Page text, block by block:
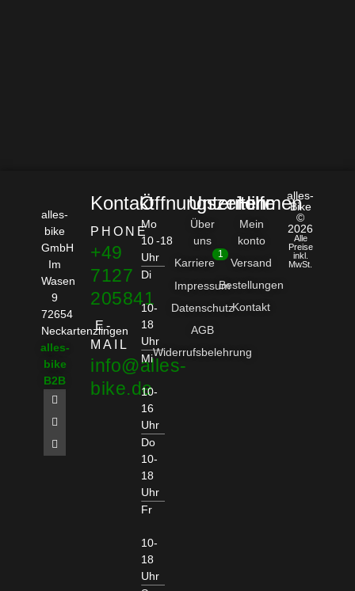
alles-
bike
GmbH
Im
Wasen
9
72654
Neckartenzlingen
alles-
bike
B2B
Kontakt
PHONE
+49
7127
205841
E-
MAIL
info@alles-
bike.de
Öffnungszeiten
Mo
10 -18
Uhr
Di
10-
18
Uhr
Mi
10-
16
Uhr
Do
10-
18
Uhr
Fr
10-
18
Uhr
Unternehmen
Über
uns
Karriere
1
Impressum
Datenschutz
AGB
Widerrufsbelehrung
Hilfe
Mein
konto
Versand
Bestellungen
Kontakt
alles-
Bike
©
2026
Alle
Preise
inkl.
MwSt.